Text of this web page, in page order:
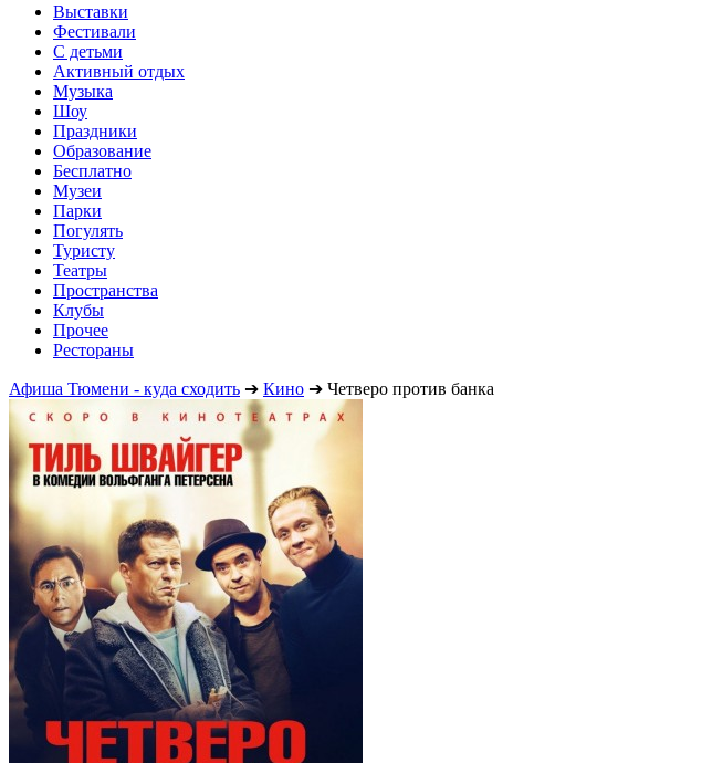
Выставки
Фестивали
С детьми
Активный отдых
Музыка
Шоу
Праздники
Образование
Бесплатно
Музеи
Парки
Погулять
Туристу
Театры
Пространства
Клубы
Прочее
Рестораны
Афиша Тюмени - куда сходить ➔ Кино ➔ Четверо против банка